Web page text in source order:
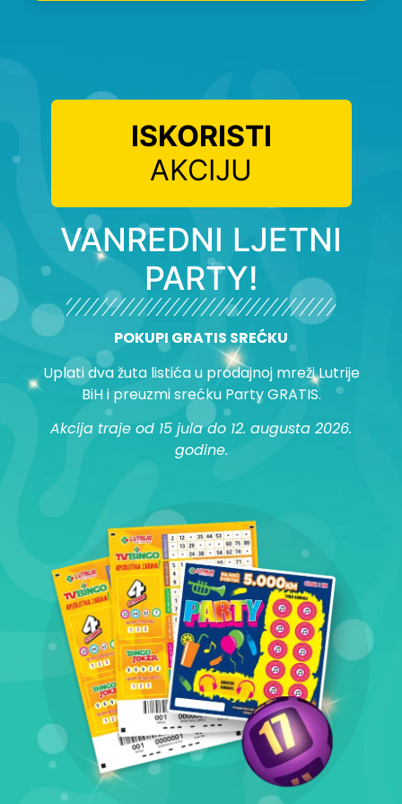
ISKORISTI
AKCIJU
VANREDNI LJETNI
PARTY!
POKUPI GRATIS SREĆKU
Uplati dva žuta listića u prodajnoj mreži Lutrije
BiH i preuzmi srećku Party GRATIS.
Akcija traje od 15 jula do 12. augusta 2026.
godine.